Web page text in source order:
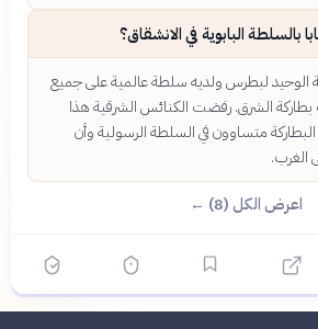
بالسلطة البابوية في الانشقاق؟
الوحيد لبطرس ولديه سلطة عالمية على جميع
بطاركة الشرق. رفضت الكنائس الشرقية هذا
البطاركة متساوون في السلطة الرسولية وأن
الغرب.
اعرض الكل (8) ←